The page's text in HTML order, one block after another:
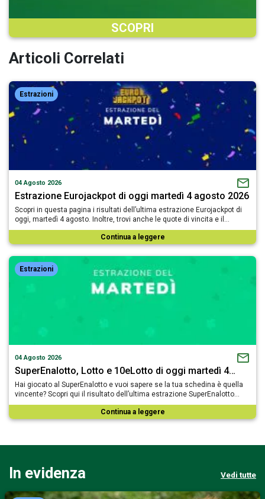
SCOPRI
Articoli Correlati
Estrazioni
04 Agosto 2026
Estrazione Eurojackpot di oggi martedì 4 agosto 2026
Scopri in questa pagina i risultati dell’ultima estrazione Eurojackpot di
oggi, martedì 4 agosto. Inoltre, trovi anche le quote di vincita e il…
Continua a leggere
Estrazioni
04 Agosto 2026
SuperEnalotto, Lotto e 10eLotto di oggi martedì 4…
Hai giocato al SuperEnalotto e vuoi sapere se la tua schedina è quella
vincente? Scopri qui il risultato dell’ultima estrazione SuperEnalotto…
Continua a leggere
In evidenza Vedi tutte